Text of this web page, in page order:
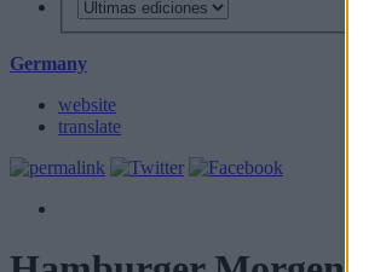
Germany
website
translate